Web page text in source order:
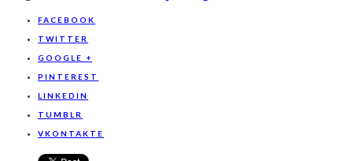
FACEBOOK
TWITTER
GOOGLE +
PINTEREST
LINKEDIN
TUMBLR
VKONTAKTE